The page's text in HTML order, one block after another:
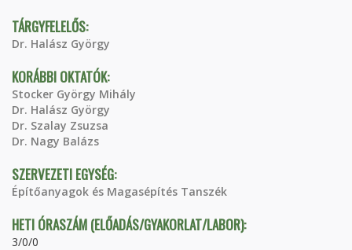
TÁRGYFELELŐS:
Dr. Halász György
KORÁBBI OKTATÓK:
Stocker György Mihály
Dr. Halász György
Dr. Szalay Zsuzsa
Dr. Nagy Balázs
SZERVEZETI EGYSÉG:
Építőanyagok és Magasépítés Tanszék
HETI ÓRASZÁM (ELŐADÁS/GYAKORLAT/LABOR):
3/0/0